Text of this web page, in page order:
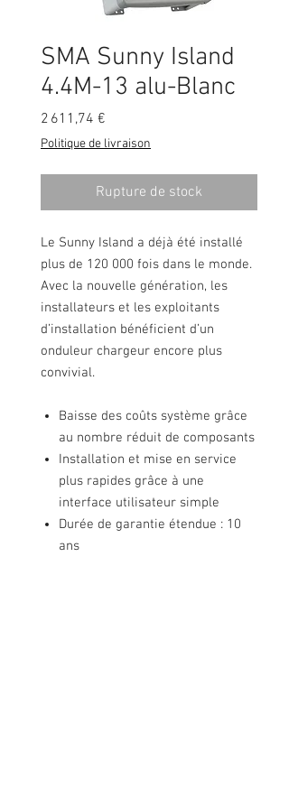
SMA Sunny Island
4.4M-13 alu-Blanc
2 611,74 €
Politique de livraison
Rupture de stock
Le Sunny Island a déjà été installé
plus de 120 000 fois dans le monde.
Avec la nouvelle génération, les
installateurs et les exploitants
d’installation bénéficient d’un
onduleur chargeur encore plus
convivial.
Baisse des coûts système grâce
au nombre réduit de composants
Installation et mise en service
plus rapides grâce à une
interface utilisateur simple
Durée de garantie étendue : 10
ans